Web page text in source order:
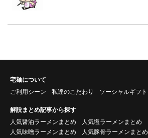
宅麺について
ご利用シーン
私達のこだわり ソーシャルギフト
解説まとめ記事から探す
人気醤油ラーメンまとめ
人気塩ラーメンまとめ
人気味噌ラーメンまとめ
人気豚骨ラーメンまとめ